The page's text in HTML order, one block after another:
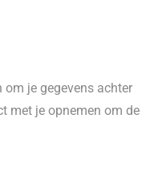
je gegevens achter
met je opnemen om de